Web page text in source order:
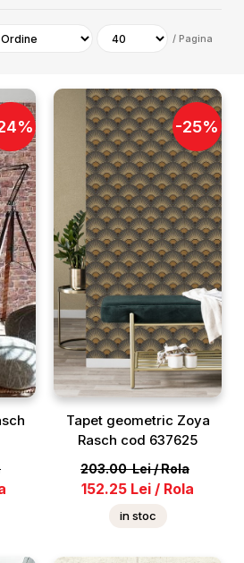
/ Pagina
% -25%
Tapet geometric Zoya
Rasch cod 637625
203.00 Lei/Rola
152.25 Lei / Rola
in stoc